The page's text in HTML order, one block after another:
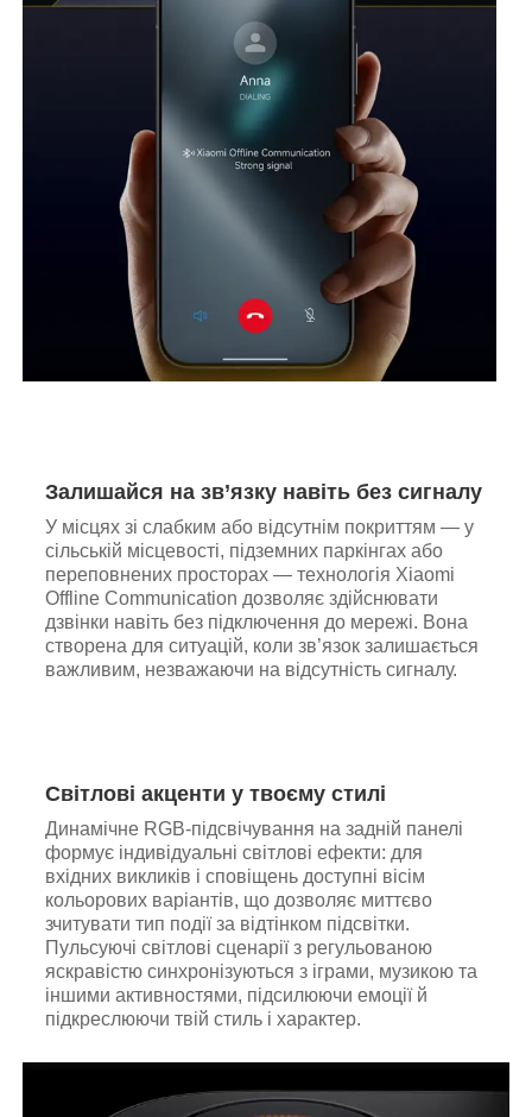
Залишайся на зв’язку навіть без сигналу
У місцях зі слабким або відсутнім покриттям — у
сільській місцевості, підземних паркінгах або
переповнених просторах — технологія Xiaomi
Offline Communication дозволяє здійснювати
дзвінки навіть без підключення до мережі. Вона
створена для ситуацій, коли зв’язок залишається
важливим, незважаючи на відсутність сигналу.
Світлові акценти у твоєму стилі
Динамічне RGB-підсвічування на задній панелі
формує індивідуальні світлові ефекти: для
вхідних викликів і сповіщень доступні вісім
кольорових варіантів, що дозволяє миттєво
зчитувати тип події за відтінком підсвітки.
Пульсуючі світлові сценарії з регульованою
яскравістю синхронізуються з іграми, музикою та
іншими активностями, підсилюючи емоції й
підкреслюючи твій стиль і характер.